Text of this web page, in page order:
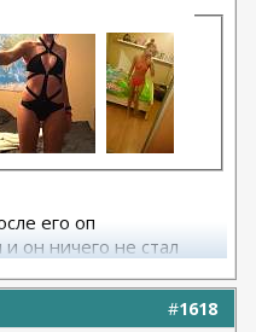
его оп
он ничего не стал
#1618